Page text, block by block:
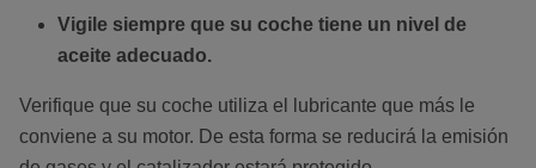
Vigile siempre que su coche tiene un nivel de
aceite adecuado.
Verifique que su coche utiliza el lubricante que más le
conviene a su motor. De esta forma se reducirá la emisión